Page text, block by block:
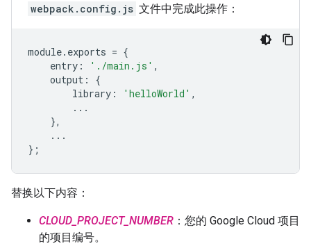
webpack.config.js 文件中完成此操作：
module. exports = {
entry : './main.js' ,
output :
{
library : 'helloWorld' ,
...
},
...
};
替换以下内容：
CLOUD_PROJECT_NUMBER ：您的 Google Cloud 项目
的项目编号。